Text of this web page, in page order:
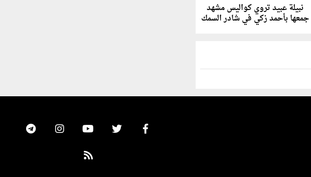
نبيلة عبيد تروي كواليس مشهد
جمعها بأحمد زكي في شادر السمك